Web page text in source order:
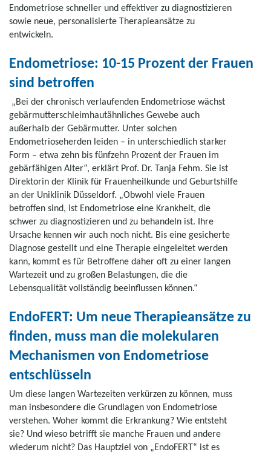
Endometriose schneller und effektiver zu diagnostizieren
sowie neue, personalisierte Therapieansätze zu
entwickeln.
Endometriose: 10-15 Prozent der Frauen
sind betroffen
„Bei der chronisch verlaufenden Endometriose wächst
gebärmutterschleimhautähnliches Gewebe auch
außerhalb der Gebärmutter. Unter solchen
Endometrioseherden leiden – in unterschiedlich starker
Form – etwa zehn bis fünfzehn Prozent der Frauen im
gebärfähigen Alter“, erklärt Prof. Dr. Tanja Fehm. Sie ist
Direktorin der Klinik für Frauenheilkunde und Geburtshilfe
an der Uniklinik Düsseldorf. „Obwohl viele Frauen
betroffen sind, ist Endometriose eine Krankheit, die
schwer zu diagnostizieren und zu behandeln ist. Ihre
Ursache kennen wir auch noch nicht. Bis eine gesicherte
Diagnose gestellt und eine Therapie eingeleitet werden
kann, kommt es für Betroffene daher oft zu einer langen
Wartezeit und zu großen Belastungen, die die
Lebensqualität vollständig beeinflussen können.“
EndoFERT: Um neue Therapieansätze zu
finden, muss man die molekularen
Mechanismen von Endometriose
entschlüsseln
Um diese langen Wartezeiten verkürzen zu können, muss
man insbesondere die Grundlagen von Endometriose
verstehen. Woher kommt die Erkrankung? Wie entsteht
sie? Und wieso betrifft sie manche Frauen und andere
wiederum nicht? Das Hauptziel von „EndoFERT“ ist es